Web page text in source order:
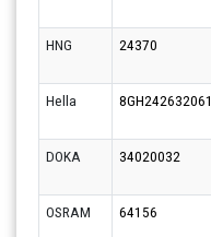
HNG
24370
Hella
8GH242632061
DOKA 34020032
OSRAM 64156